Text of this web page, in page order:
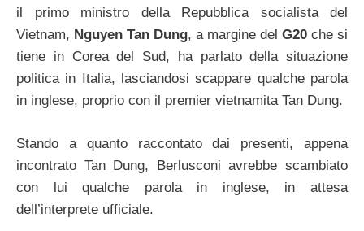
il primo ministro della Repubblica socialista del
Vietnam, Nguyen Tan Dung, a margine del G20 che si
tiene in Corea del Sud, ha parlato della situazione
politica in Italia, lasciandosi scappare qualche parola
in inglese, proprio con il premier vietnamita Tan Dung.
Stando a quanto raccontato dai presenti, appena
incontrato Tan Dung, Berlusconi avrebbe scambiato
con lui qualche parola in inglese, in attesa
dell’interprete ufficiale.